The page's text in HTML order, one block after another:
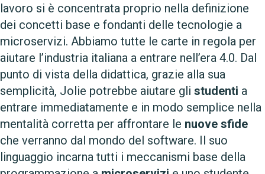
lavoro si è concentrata proprio nella definizione
dei concetti base e fondanti delle tecnologie a
microservizi. Abbiamo tutte le carte in regola per
aiutare l’industria italiana a entrare nell’era 4.0. Dal
punto di vista della didattica, grazie alla sua
semplicità, Jolie potrebbe aiutare gli studenti a
entrare immediatamente e in modo semplice nella
mentalità corretta per affrontare le nuove sfide
che verranno dal mondo del software. Il suo
linguaggio incarna tutti i meccanismi base della